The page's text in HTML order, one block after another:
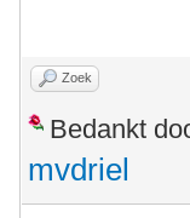
Zoek
Bedankt
mvdriel